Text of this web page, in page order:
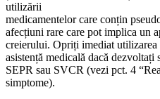
utilizării
medicamentelor care conțin
afecțiuni rare care pot implica un
creierului. Opriți imediat
asistență medicală dacă
SEPR sau SVCR (vezi pct. 4
simptome).